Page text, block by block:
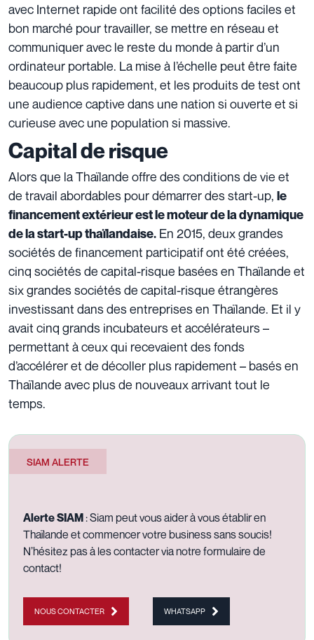
avec Internet rapide ont facilité des options faciles et
bon marché pour travailler, se mettre en réseau et
communiquer avec le reste du monde à partir d’un
ordinateur portable. La mise à l’échelle peut être faite
beaucoup plus rapidement, et les produits de test ont
une audience captive dans une nation si ouverte et si
curieuse avec une population si massive.
Capital de risque
Alors que la Thaïlande offre des conditions de vie et
de travail abordables pour démarrer des start-up, le
financement extérieur est le moteur de la dynamique
de la start-up thaïlandaise. En 2015, deux grandes
sociétés de financement participatif ont été créées,
cinq sociétés de capital-risque basées en Thaïlande et
six grandes sociétés de capital-risque étrangères
investissant dans des entreprises en Thaïlande. Et il y
avait cinq grands incubateurs et accélérateurs –
permettant à ceux qui recevaient des fonds
d’accélérer et de décoller plus rapidement – basés en
Thaïlande avec plus de nouveaux arrivant tout le
temps.
SIAM ALERTE
Alerte SIAM : Siam peut vous aider à vous établir en
Thaïlande et commencer votre business sans soucis!
N’hésitez pas à les contacter via notre formulaire de
contact!
NOUS CONTACTER WHATSAPP